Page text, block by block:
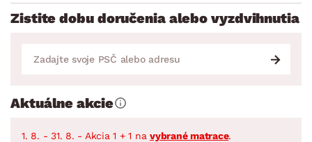
Zistite dobu doručenia alebo vyzdvihnutia
Aktuálne akcie
1. 8. - 31. 8. - Akcia 1 + 1 na vybrané matrace.